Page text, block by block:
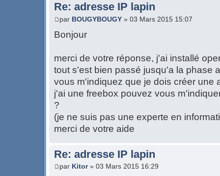
Re: adresse IP lapin
par BOUGYBOUGY » 03 Mars 2015 15:07
Bonjour
merci de votre réponse, j'ai installé
tout s'est bien passé jusqu'a la phase
vous m'indiquez que je dois créer une
j'ai une freebox pouvez vous
?
(je ne suis pas une experte en
merci de votre aide
Re: adresse IP lapin
par Kitor» 03 Mars 2015 16:29